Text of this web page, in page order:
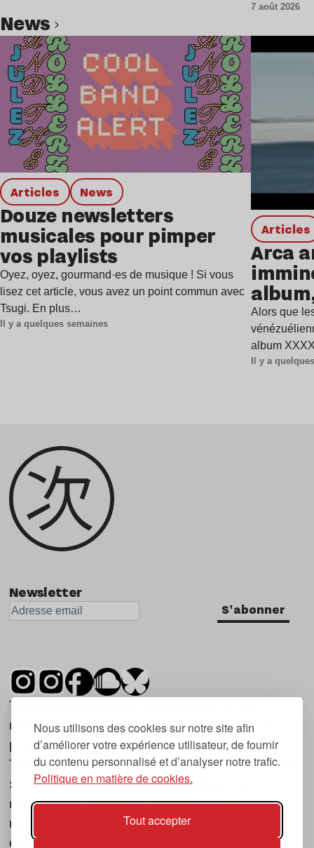
Nous utilisons des cookies sur notre site afin
d’améliorer votre expérience utilisateur, de fournir
du contenu personnalisé et d’analyser notre trafic.
Politique en matière de cookies.
Tout accepter
7 août 2026
news
Articles news
Douze newsletters
musicales pour pimper
vos playlists
Oyez, oyez, gourmand·es de musique ! Si vous
lisez cet article, vous avez un point commun avec
Tsugi. En plus…
Il y a quelques semaines
Articles
Arca
Alors que
album
Il y a
Lire l’article
Newsletter
S'abonner
Tsugi est un mensuel indépendant sur la
musique et les nouvelles tendances, dont la
première parution date de 2007.
Tsugi en japonais signifie « prochain », « suivant
», ce qui correspond à la thématique du
magazine, à l’affût des nouvelles tendances
musicales, qu’elles viennent de la musique
électronique, du rock ou du hip hop, et des